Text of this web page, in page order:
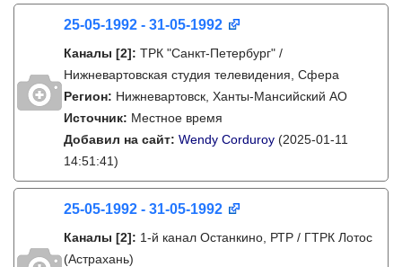
25-05-1992 - 31-05-1992
Каналы [2]: ТРК "Санкт-Петербург" /
Нижневартовская студия телевидения, Сфера
Регион: Нижневартовск, Ханты-Мансийский АО
Источник: Местное время
Добавил на сайт: Wendy Corduroy (2025-01-11
14:51:41)
25-05-1992 - 31-05-1992
Каналы [2]: 1-й канал Останкино, РТР / ГТРК Лотос
(Астрахань)